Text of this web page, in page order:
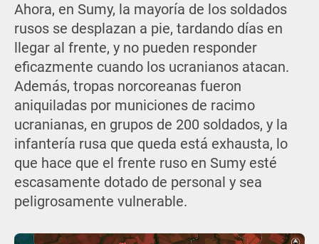
Ahora, en Sumy, la mayoría de los soldados
rusos se desplazan a pie, tardando días en
llegar al frente, y no pueden responder
eficazmente cuando los ucranianos atacan.
Además, tropas norcoreanas fueron
aniquiladas por municiones de racimo
ucranianas, en grupos de 200 soldados, y la
infantería rusa que queda está exhausta, lo
que hace que el frente ruso en Sumy esté
escasamente dotado de personal y sea
peligrosamente vulnerable.